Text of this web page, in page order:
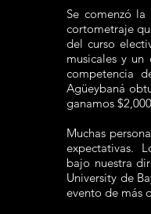
Se comenzó
cortometraje
del curso
musicales y
competencia
Agüeybaná
ganamos
Muchas
expectativas.
bajo nuestra
University de
evento de más